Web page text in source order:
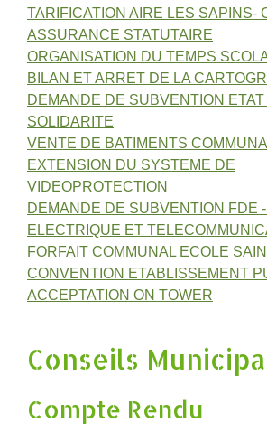
TARIFICATION AIRE LES SAPINS-
ASSURANCE STATUTAIRE
ORGANISATION DU TEMPS
BILAN ET ARRET DE LA
DEMANDE DE SUBVENTION ETAT
SOLIDARITE
VENTE DE BATIMENTS
EXTENSION DU SYSTEME DE
VIDEOPROTECTION
DEMANDE DE SUBVENTION FDE
ELECTRIQUE ET
FORFAIT COMMUNAL ECOLE
CONVENTION ETABLISSEMENT
ACCEPTATION ON TOWER
Conseils
Compte Rendu